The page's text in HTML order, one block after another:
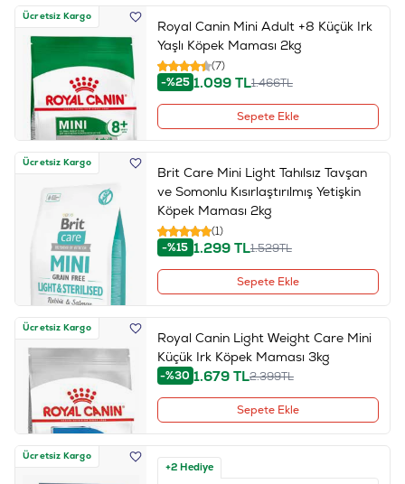
Ücretsiz Kargo
Royal Canin Mini Adult +8 Küçük Irk
Yaşlı Köpek Maması 2kg
(7)
-%25 1.099TL1.466TL
Sepete Ekle
Ücretsiz Kargo
Brit Care Mini Light Tahılsız Tavşan
ve Somonlu Kısırlaştırılmış Yetişkin
Köpek Maması 2kg
(1)
-%15 1.299TL1.529TL
Sepete Ekle
Ücretsiz Kargo
Royal Canin Light Weight Care Mini
Küçük Irk Köpek Maması 3kg
-%30 1.679TL2.399TL
Sepete Ekle
Ücretsiz Kargo
+2 Hediye